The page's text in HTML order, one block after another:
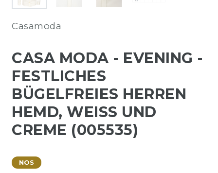
Casamoda
CASA MODA - EVENING -
FESTLICHES
BÜGELFREIES HERREN
HEMD, WEISS UND C
REME (005535)
NOS